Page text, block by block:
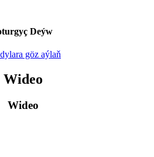
Deýw
göz aýlaň
Wideo
Wideo